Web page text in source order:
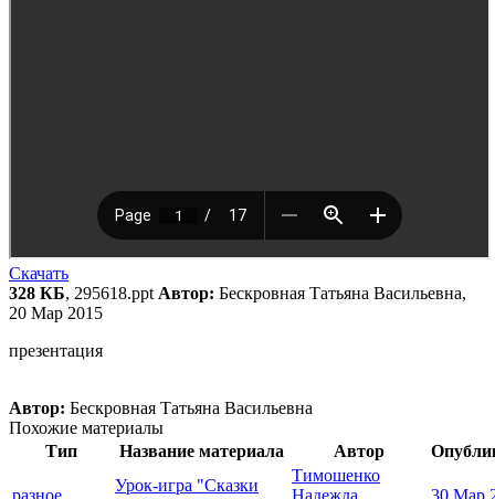
Скачать
328 КБ, 295618.ppt Автор: Бескровная Татьяна Васильевна,
20 Мар 2015
презентация
Автор: Бескровная Татьяна Васильевна
Похожие материалы
Тип
Название материала Автор
Урок-игра "Сказки
Тимошенко